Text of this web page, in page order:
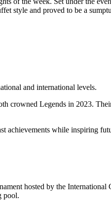
style and proved to be a
and international levels.
Legends in 2023.
while inspiring
hosted by the
pool.